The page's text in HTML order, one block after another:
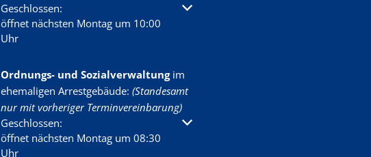
Klicken, um weitere Öffnungs- oder Schließzeiten auszublenden
Geschlossen:
öffnet nächsten Montag um 10:00
Uhr
Ordnungs- und Sozialverwaltungim
ehemaligen Arrestgebäude: (Standesamt
nur mit vorheriger Terminvereinbarung)
Klicken, um weitere Öffnungs- oder Schließzeiten auszublenden
Geschlossen:
öffnet nächsten Montag um 08:30
Uhr